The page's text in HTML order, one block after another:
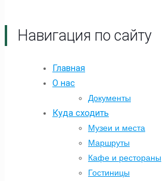
Навигация по сайту
Главная
О нас
Документы
Куда сходить
Музеи и места
Маршруты
Кафе и рестораны
Гостиницы